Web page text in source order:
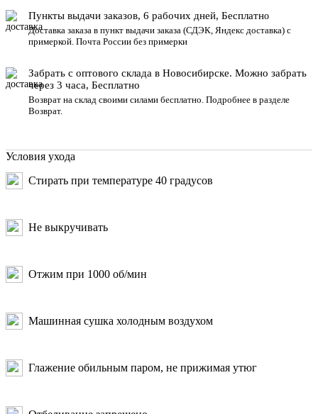
Пункты выдачи заказов, 6 рабочих дней, Бесплатно
Доставка заказа в пункт выдачи заказа (СДЭК, Яндекс доставка) с
примеркой. Почта России без примерки
Забрать с оптового склада в Новосибирске. Можно забрать
через 3 часа, Бесплатно
Возврат на склад своими силами бесплатно. Подробнее в разделе
Возврат.
Условия ухода
Стирать при температуре 40 градусов
Не выкручивать
Отжим при 1000 об/мин
Машинная сушка холодным воздухом
Глажение обильным паром, не прижимая утюг